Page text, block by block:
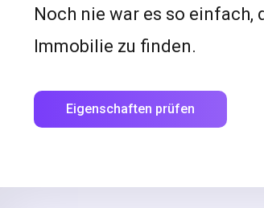
Noch nie war es so einfach,
Immobilie zu finden.
Eigenschaften prüfen